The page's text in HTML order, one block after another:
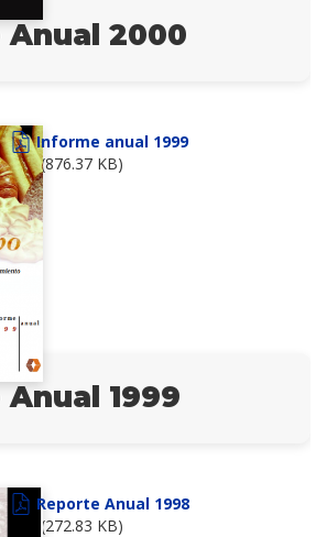
2000
Informe anual 1999
(876.37 KB)
1999
Reporte Anual 1998
(272.83 KB)